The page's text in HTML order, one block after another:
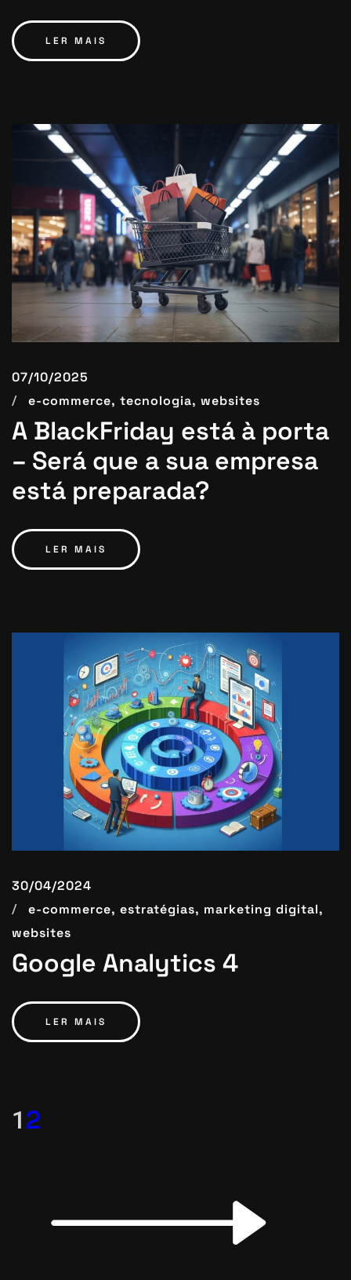
LER MAIS
07/10/2025
e-commerce, tecnologia, websites
A BlackFriday está à porta
– Será que a sua empresa
está preparada?
LER MAIS
30/04/2024
e-commerce, estratégias, marketing digital,
websites
Google Analytics 4
LER MAIS
12